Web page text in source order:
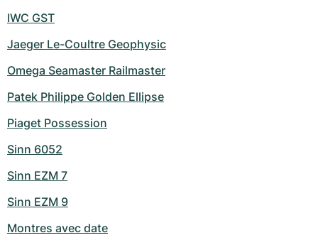
IWC GST
Jaeger Le-Coultre Geophysic
Omega Seamaster Railmaster
Patek Philippe Golden Ellipse
Piaget Possession
Sinn 6052
Sinn EZM 7
Sinn EZM 9
Montres avec date